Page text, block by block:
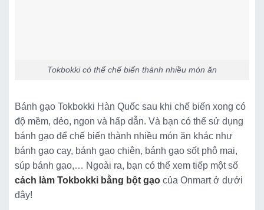
Tokbokki có thể chế biến thành nhiều món ăn
Bánh gạo Tokbokki Hàn Quốc sau khi chế biến xong có
độ mềm, dẻo, ngon và hấp dẫn. Và bạn có thể sử dụng
bánh gạo để chế biến thành nhiều món ăn khác như
bánh gạo cay, bánh gạo chiên, bánh gạo sốt phô mai,
súp bánh gạo,… Ngoài ra, bạn có thể xem tiếp một số
cách làm Tokbokki bằng bột gạo của Onmart ở dưới
đây!